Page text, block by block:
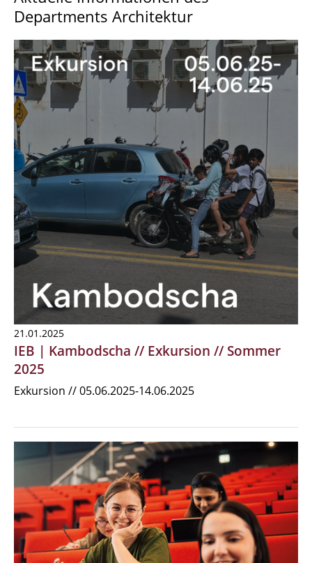
Departments Architektur
21.01.2025
IEB | Kambodscha // Exkursion // Sommer
2025
Exkursion // 05.06.2025-14.06.2025